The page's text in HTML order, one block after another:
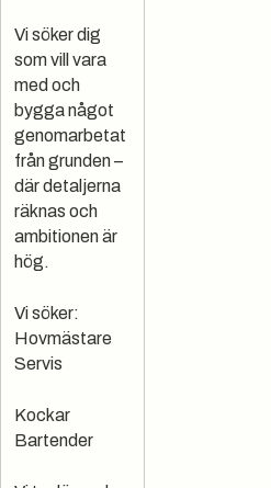
Vi söker dig
som vill vara
med och
bygga något
genomarbetat
från grunden –
där detaljerna
räknas och
ambitionen är
hög.
Vi söker:
Hovmästare
Servis
Kockar
Bartender